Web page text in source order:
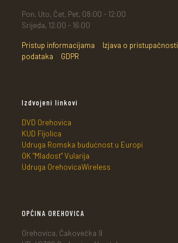
Pon, Uto, Čet, Pet, 08:00 - 12:00
Srijeda, 12:00 - 16:00
Pristup informacijama Izjava o pristupačnosti
podataka
GDPR
Izdvojeni linkovi
DVD Orehovica
KUD Fijolica
Udruga Romska budućnost u Europi
OK "Mladost" Vularija
Udruga OrehovicaWireless
OPĆINA OREHOVICA
Orehovica, Čakovečka 9